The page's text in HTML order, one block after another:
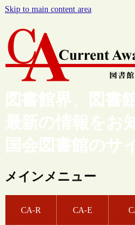
Skip to main content area
図書館界、図書
最新の情報をお
国会図書館のサ
メインメニュー
CA-R CA-E